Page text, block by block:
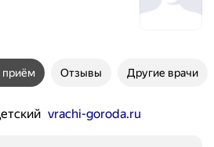
приём Отзывы Другие врачи
vrachi-goroda.ru